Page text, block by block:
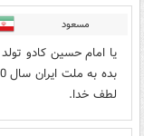
مسعود
یا امام حسین کادو
لطف خدا.